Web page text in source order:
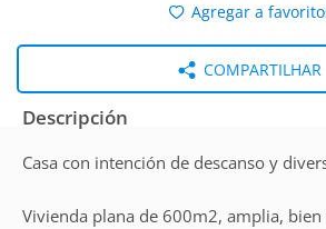
Agregar a
COMPARTILHAR
Descripción
Casa con intención de descanso y
Vivienda plana de 600m2, amplia,